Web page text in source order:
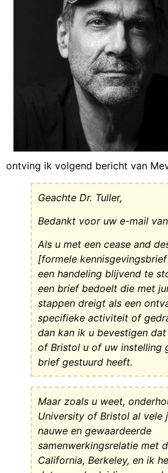
ontving ik volgend bericht van
Geachte Dr. Tuller,
Bedankt voor uw e-mail
Als u met een cease and
[formele
een handeling blijvend te
een brief bedoelt die met
stappen dreigt als een
specifieke activiteit of
dan kan ik u bevestigen
of Bristol u of uw instelling
brief gestuurd heeft.
Maar zoals u weet,
University of Bristol al vele
nauwe en gewaardeerde
samenwerkingsrelatie met
California, Berkeley, en ik